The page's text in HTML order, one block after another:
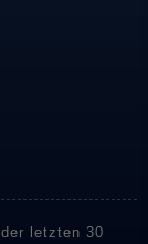
letzten 30